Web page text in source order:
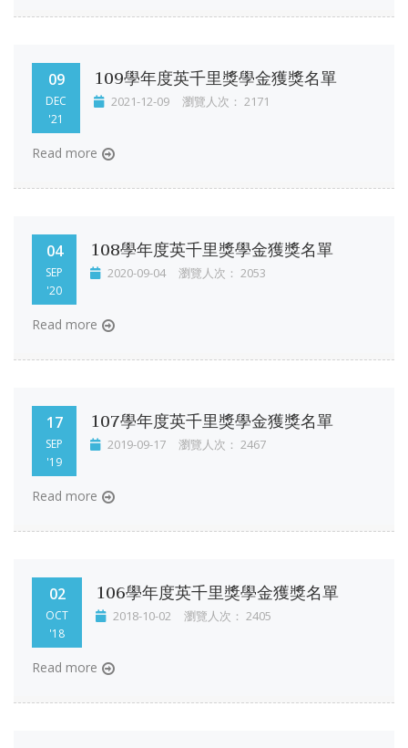
09
DEC
'21
109學年度英千里獎學金獲獎名單
2021-12-09 瀏覽人次： 2171
Read more
04
SEP
'20
108學年度英千里獎學金獲獎名單
2020-09-04 瀏覽人次： 2053
Read more
17
SEP
'19
107學年度英千里獎學金獲獎名單
2019-09-17 瀏覽人次： 2467
Read more
02
OCT
'18
106學年度英千里獎學金獲獎名單
2018-10-02 瀏覽人次： 2405
Read more